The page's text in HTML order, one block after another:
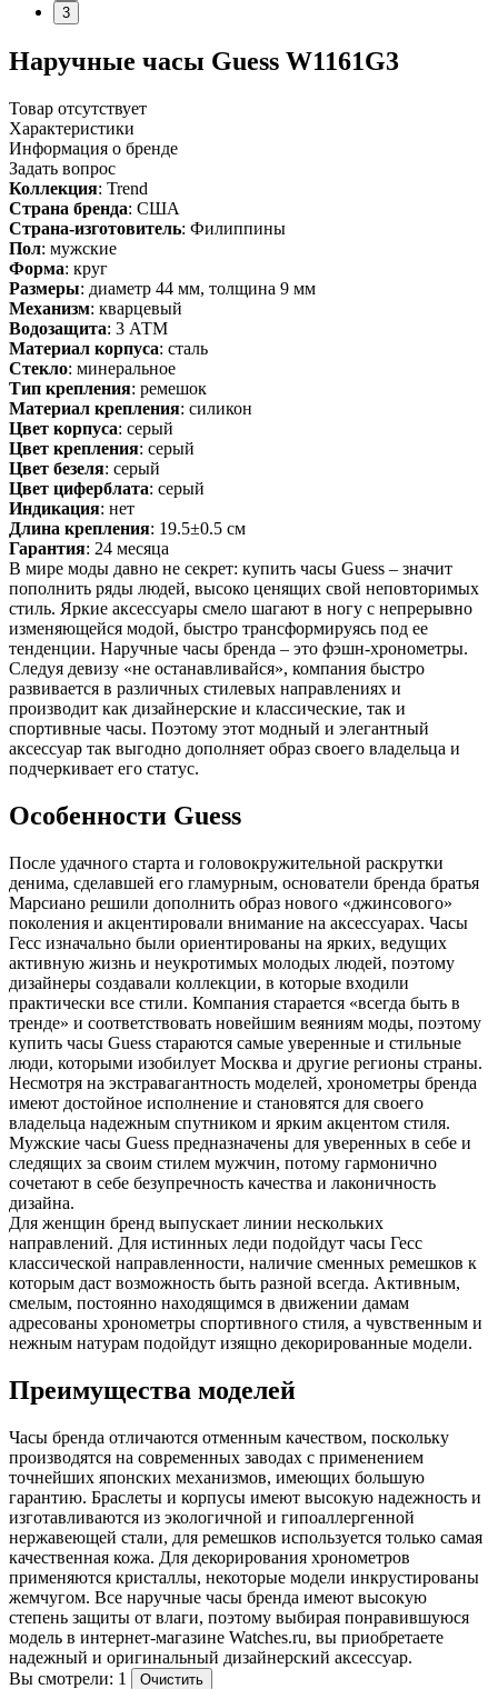
3
Наручные часы Guess W1161G3
Товар отсутствует
Характеристики
Информация о бренде
Задать вопрос
Коллекция: Trend
Страна бренда: США
Страна-изготовитель: Филиппины
Пол: мужские
Форма: круг
Размеры: диаметр 44 мм, толщина 9 мм
Механизм: кварцевый
Водозащита: 3 АТМ
Материал корпуса: сталь
Стекло: минеральное
Тип крепления: ремешок
Материал крепления: силикон
Цвет корпуса: серый
Цвет крепления: серый
Цвет безеля: серый
Цвет циферблата: серый
Индикация: нет
Длина крепления: 19.5±0.5 см
Гарантия: 24 месяца
В мире моды давно не секрет: купить часы Guess – значит
пополнить ряды людей, высоко ценящих свой неповторимых
стиль. Яркие аксессуары смело шагают в ногу с непрерывно
изменяющейся модой, быстро трансформируясь под ее
тенденции. Наручные часы бренда – это фэшн-хронометры.
Следуя девизу «не останавливайся», компания быстро
развивается в различных стилевых направлениях и
производит как дизайнерские и классические, так и
спортивные часы. Поэтому этот модный и элегантный
аксессуар так выгодно дополняет образ своего владельца и
подчеркивает его статус.
Особенности Guess
После удачного старта и головокружительной раскрутки
денима, сделавшей его гламурным, основатели бренда братья
Марсиано решили дополнить образ нового «джинсового»
поколения и акцентировали внимание на аксессуарах. Часы
Гесс изначально были ориентированы на ярких, ведущих
активную жизнь и неукротимых молодых людей, поэтому
дизайнеры создавали коллекции, в которые входили
практически все стили. Компания старается «всегда быть в
тренде» и соответствовать новейшим веяниям моды, поэтому
купить часы Guess стараются самые уверенные и стильные
люди, которыми изобилует Москва и другие регионы страны.
Несмотря на экстравагантность моделей, хронометры бренда
имеют достойное исполнение и становятся для своего
владельца надежным спутником и ярким акцентом стиля.
Мужские часы Guess предназначены для уверенных в себе и
следящих за своим стилем мужчин, потому гармонично
сочетают в себе безупречность качества и лаконичность
дизайна.
Для женщин бренд выпускает линии нескольких
направлений. Для истинных леди подойдут часы Гесс
классической направленности, наличие сменных ремешков к
которым даст возможность быть разной всегда. Активным,
смелым, постоянно находящимся в движении дамам
адресованы хронометры спортивного стиля, а чувственным и
нежным натурам подойдут изящно декорированные модели.
Преимущества моделей
Часы бренда отличаются отменным качеством, поскольку
производятся на современных заводах с применением
точнейших японских механизмов, имеющих большую
гарантию. Браслеты и корпусы имеют высокую надежность и
изготавливаются из экологичной и гипоаллергенной
нержавеющей стали, для ремешков используется только самая
качественная кожа. Для декорирования хронометров
применяются кристаллы, некоторые модели инкрустированы
жемчугом. Все наручные часы бренда имеют высокую
степень защиты от влаги, поэтому выбирая понравившуюся
модель в интернет-магазине Watches.ru, вы приобретаете
надежный и оригинальный дизайнерский аксессуар.
Вы смотрели: 1
Очистить